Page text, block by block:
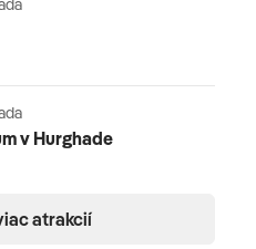
v Hurghade
atrakcií